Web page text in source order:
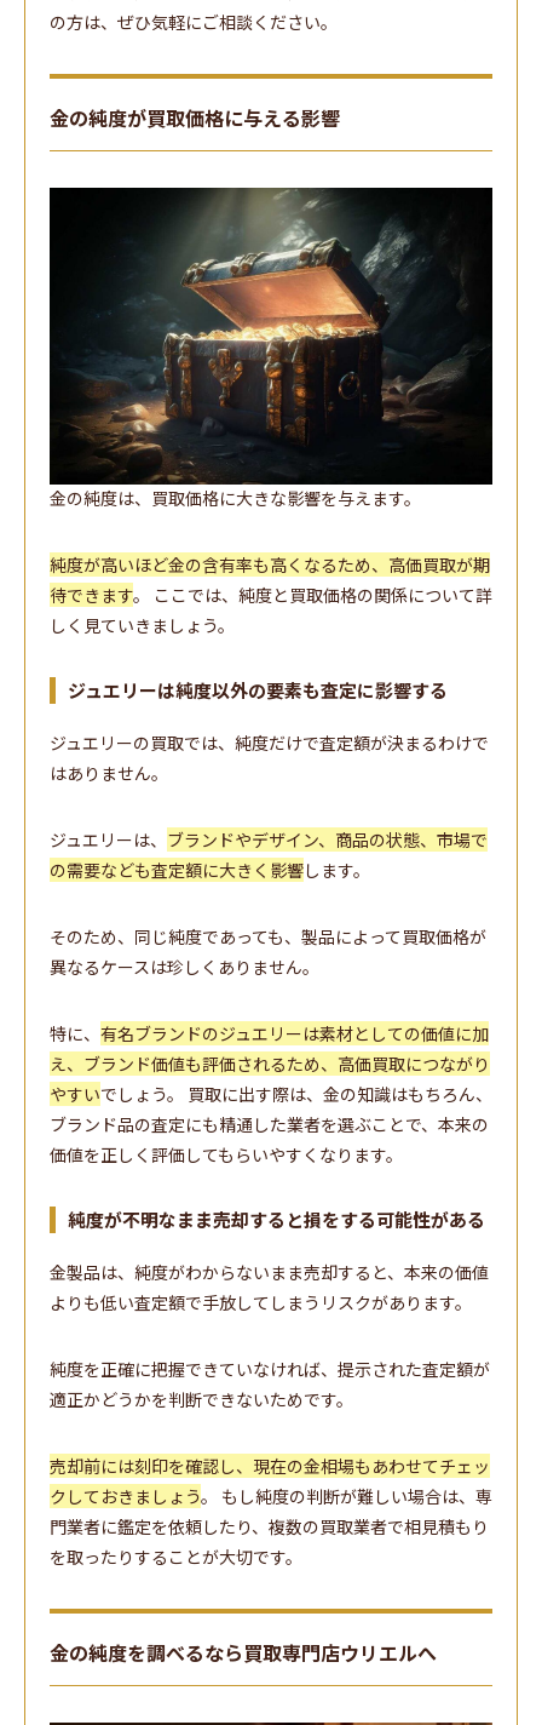
の方は、ぜひ気軽にご相談ください。
金の純度が買取価格に与える影響
金の純度は、買取価格に大きな影響を与えます。
純度が高いほど金の含有率も高くなるため、高価買取が期
待できます。 ここでは、純度と買取価格の関係について詳
しく見ていきましょう。
ジュエリーは純度以外の要素も査定に影響する
ジュエリーの買取では、純度だけで査定額が決まるわけで
はありません。
ジュエリーは、 ブランドやデザイン、商品の状態、市場で
の需要なども査定額に大きく影響します。
そのため、同じ純度であっても、製品によって買取価格が
異なるケースは珍しくありません。
特に、 有名ブランドのジュエリーは素材としての価値に加
え、ブランド価値も評価されるため、高価買取につながり
やすいでしょう。 買取に出す際は、金の知識はもちろん、
ブランド品の査定にも精通した業者を選ぶことで、本来の
価値を正しく評価してもらいやすくなります。
純度が不明なまま売却すると損をする可能性がある
金製品は、純度がわからないまま売却すると、本来の価値
よりも低い査定額で手放してしまうリスクがあります。
純度を正確に把握できていなければ、提示された査定額が
適正かどうかを判断できないためです。
売却前には刻印を確認し、現在の金相場もあわせてチェッ
クしておきましょう。 もし純度の判断が難しい場合は、専
門業者に鑑定を依頼したり、複数の買取業者で相見積もり
を取ったりすることが大切です。
金の純度を調べるなら買取専門店ウリエルへ